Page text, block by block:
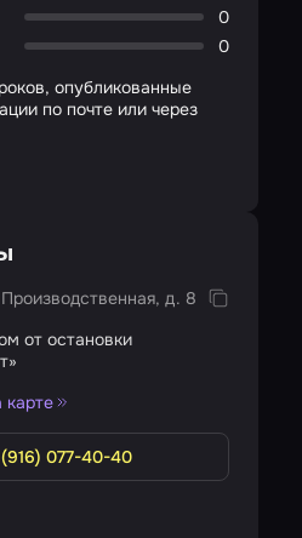
0
0
опубликованные
по почте или через
д. 8
от остановки
карте
(916) 077-40-40